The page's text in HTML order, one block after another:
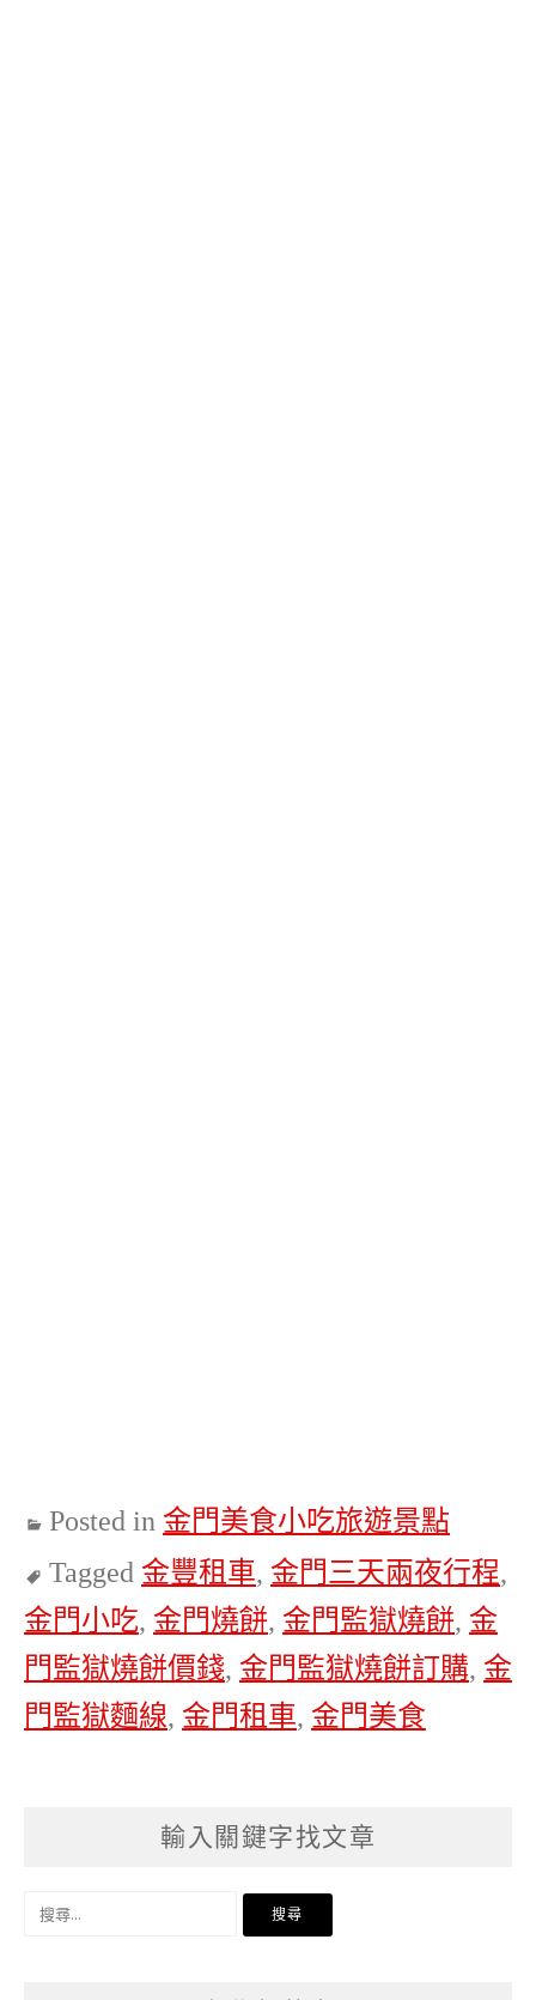
Posted in 金門美食小吃旅遊景點
Tagged 金豐租車, 金門三天兩夜行程,
金門小吃, 金門燒餅, 金門監獄燒餅, 金
門監獄燒餅價錢, 金門監獄燒餅訂購, 金
門監獄麵線, 金門租車, 金門美食
輸入關鍵字找文章
搜